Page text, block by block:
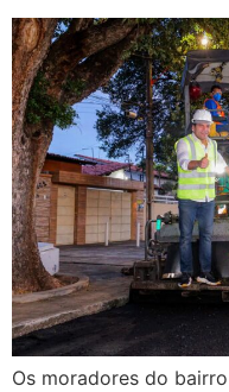
Os moradores do